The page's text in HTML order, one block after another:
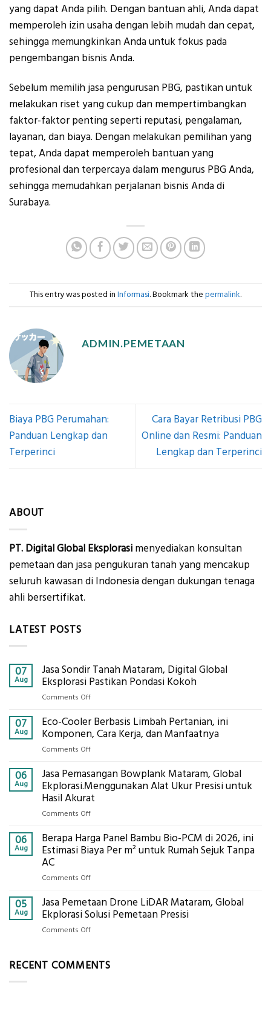
yang dapat Anda pilih. Dengan bantuan ahli, Anda dapat
memperoleh izin usaha dengan lebih mudah dan cepat,
sehingga memungkinkan Anda untuk fokus pada
pengembangan bisnis Anda.
Sebelum memilih jasa pengurusan PBG, pastikan untuk
melakukan riset yang cukup dan mempertimbangkan
faktor-faktor penting seperti reputasi, pengalaman,
layanan, dan biaya. Dengan melakukan pemilihan yang
tepat, Anda dapat memperoleh bantuan yang
profesional dan terpercaya dalam mengurus PBG Anda,
sehingga memudahkan perjalanan bisnis Anda di
Surabaya.
This entry was posted in Informasi. Bookmark the permalink.
ADMIN.PEMETAAN
Biaya PBG Perumahan:
Panduan Lengkap dan
Terperinci
Cara Bayar Retribusi PBG
Online dan Resmi: Panduan
Lengkap dan Terperinci
ABOUT
PT. Digital Global Eksplorasi menyediakan konsultan
pemetaan dan jasa pengukuran tanah yang mencakup
seluruh kawasan di Indonesia dengan dukungan tenaga
ahli bersertifikat.
LATEST POSTS
07
Aug
Jasa Sondir Tanah Mataram, Digital Global
Eksplorasi Pastikan Pondasi Kokoh
Comments Offon
Sondir
Tanah
Eksplorasi
Pastikan
Pondasi
Kokoh
07
Aug
Eco-Cooler Berbasis Limbah Pertanian, ini
Komponen, Cara Kerja, dan Manfaatnya
Comments Offon
Cooler
Berbasis
Limbah
Cara
Kerja,
Manfaatnya
06
Aug
Jasa Pemasangan Bowplank Mataram, Global
Ekplorasi.Menggunakan Alat Ukur Presisi untuk
Hasil Akurat
Comments Offon
Pemasangan
Bowplank
Ukur
Presisi
untuk
06
Aug
Berapa Harga Panel Bambu Bio-PCM di 2026, ini
Estimasi Biaya Per m² untuk Rumah Sejuk Tanpa
AC
Comments Offon
Harga
Panel
2026,
05
Aug
Jasa Pemetaan Drone LiDAR Mataram, Global
Ekplorasi Solusi Pemetaan Presisi
Comments Offon
Drone
RECENT COMMENTS